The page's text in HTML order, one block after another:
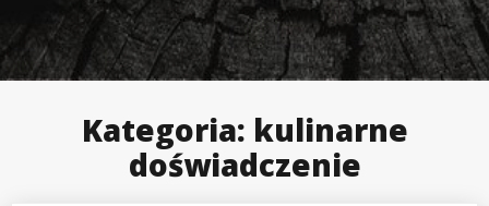
Kategoria: kulinarne
doświadczenie